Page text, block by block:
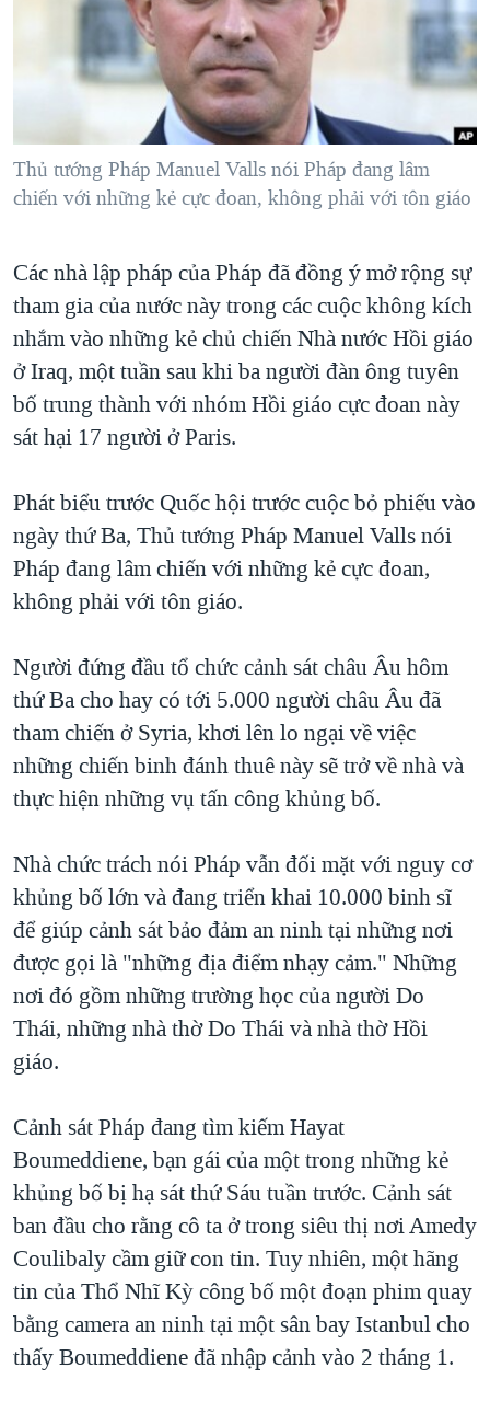
NGƯỜI VIỆT HẢI NGOẠI
ĐỜI SỐNG
KHOA HỌC
SỨC KHOẺ
GIÁO DỤC
HÀNH TRÌNH BẦU CỬ 2024
MỘT NĂM CHIẾN TRANH TẠI DẢI GAZA
GIẢI MÃ VÀNH ĐAI & CON ĐƯỜNG
NGÀY TỊ NẠN THẾ GIỚI
TRỊNH VĨNH BÌNH - NGƯỜI HẠ 'BÊN THẮNG CUỘC'
CHI PHÍ CHIẾN TRANH AFGHANISTAN
CÁC GIÁ TRỊ CỘNG HÒA Ở VIỆT NAM
THƯỢNG ĐỈNH TRUMP-KIM TẠI VIỆT NAM
TRỊNH VĨNH BÌNH VS. CHÍNH PHỦ VIỆT NAM
NGƯ DÂN VIỆT VÀ LÀN SÓNG TRỘM HẢI SÂM
QUAN HỆ VIỆT MỸ
NGHE
Thủ tướng Pháp Manuel Valls nói Pháp đang lâm
chiến với những kẻ cực đoan, không phải với tôn giáo
Các nhà lập pháp của Pháp đã đồng ý mở rộng sự
tham gia của nước này trong các cuộc không kích
nhắm vào những kẻ chủ chiến Nhà nước Hồi giáo
ở Iraq, một tuần sau khi ba người đàn ông tuyên
bố trung thành với nhóm Hồi giáo cực đoan này
sát hại 17 người ở Paris.
Phát biểu trước Quốc hội trước cuộc bỏ phiếu vào
ngày thứ Ba, Thủ tướng Pháp Manuel Valls nói
Pháp đang lâm chiến với những kẻ cực đoan,
không phải với tôn giáo.
Người đứng đầu tổ chức cảnh sát châu Âu hôm
thứ Ba cho hay có tới 5.000 người châu Âu đã
tham chiến ở Syria, khơi lên lo ngại về việc
những chiến binh đánh thuê này sẽ trở về nhà và
thực hiện những vụ tấn công khủng bố.
Nhà chức trách nói Pháp vẫn đối mặt với nguy cơ
khủng bố lớn và đang triển khai 10.000 binh sĩ
để giúp cảnh sát bảo đảm an ninh tại những nơi
được gọi là "những địa điểm nhạy cảm." Những
nơi đó gồm những trường học của người Do
Thái, những nhà thờ Do Thái và nhà thờ Hồi
giáo.
Cảnh sát Pháp đang tìm kiếm Hayat
Boumeddiene, bạn gái của một trong những kẻ
khủng bố bị hạ sát thứ Sáu tuần trước. Cảnh sát
ban đầu cho rằng cô ta ở trong siêu thị nơi Amedy
Coulibaly cầm giữ con tin. Tuy nhiên, một hãng
tin của Thổ Nhĩ Kỳ công bố một đoạn phim quay
bằng camera an ninh tại một sân bay Istanbul cho
thấy Boumeddiene đã nhập cảnh vào 2 tháng 1.